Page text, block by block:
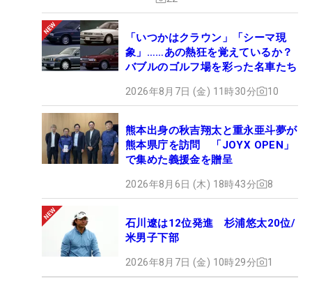
「いつかはクラウン」「シーマ現
象」……あの熱狂を覚えているか？
バブルのゴルフ場を彩った名車たち
2026年8月7日 (金) 11時30分 10
熊本出身の秋吉翔太と重永亜斗夢が
熊本県庁を訪問 「JOYX OPEN」
で集めた義援金を贈呈
2026年8月6日 (木) 18時43分 8
石川遼は12位発進 杉浦悠太20位/
米男子下部
2026年8月7日 (金) 10時29分 1